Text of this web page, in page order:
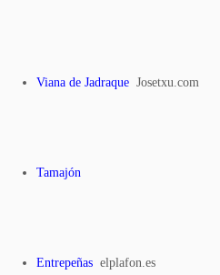
Viana de Jadraque Josetxu.com
Tamajón
Entrepeñas elplafon.es